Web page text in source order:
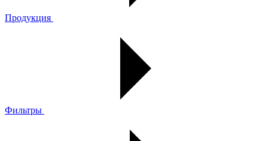
Продукция
Фильтры